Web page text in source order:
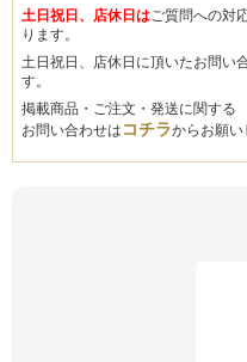
土日祝日、店休日はご質問への対
ります。
土日祝日、店休日に頂いたお問い
す。
掲載商品・ご注文・発送に関する
お問い合わせは コチラからお願い